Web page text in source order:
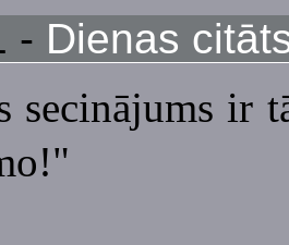
- Dienas
secinājums ir